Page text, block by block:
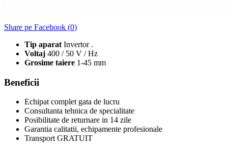
Share pe Facebook (0)
Tip aparat Invertor .
Voltaj 400 / 50 V / Hz
Grosime taiere 1-45 mm
Beneficii
Echipat complet gata de lucru
Consultanta tehnica de specialitate
Posibilitate de returnare in 14 zile
Garantia calitatii, echipamente profesionale
Transport GRATUIT